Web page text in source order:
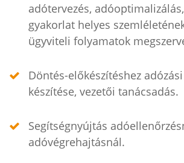
adótervezés,
gyakorlat helyes
ügyviteli folyamatok
Döntés-előkészítéshez
készítése, vezetői tanácsadás.
Segítségnyújtás
adóvégrehajtásnál.